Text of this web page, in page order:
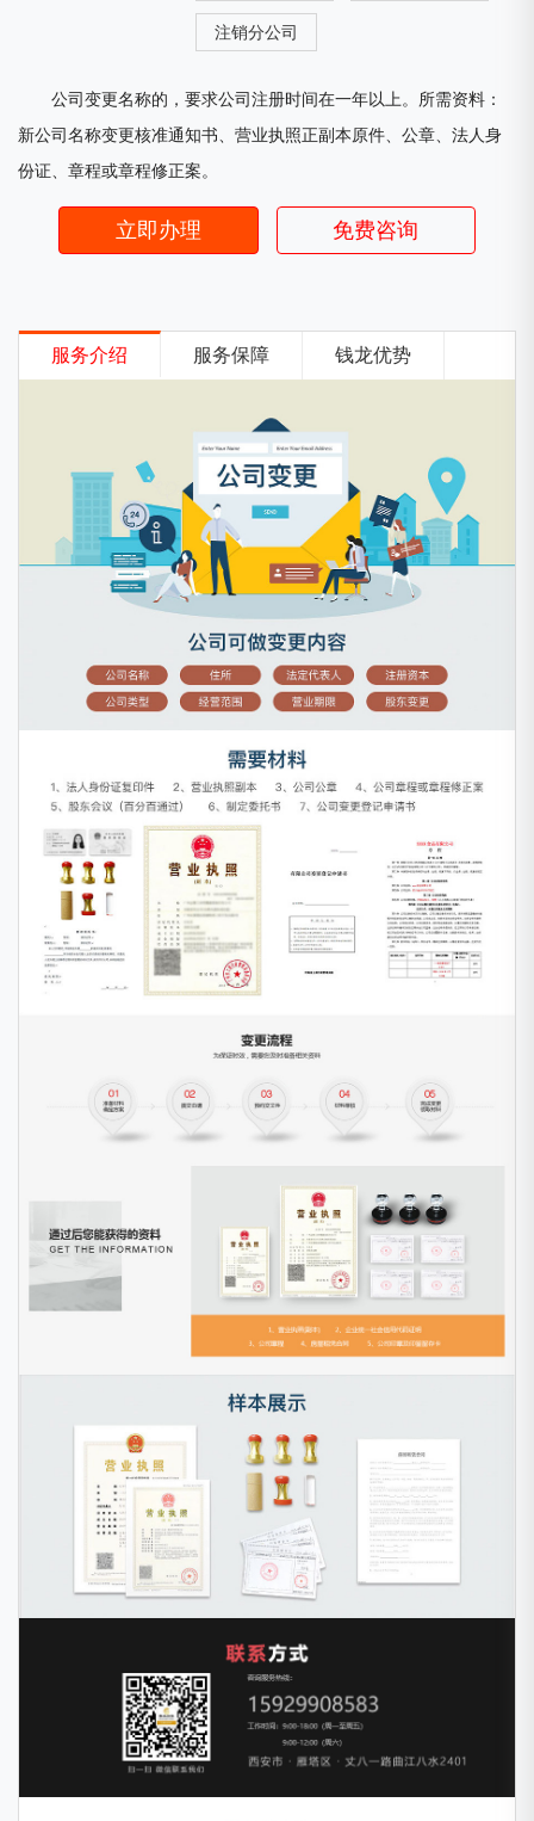
注销分公司
公司变更名称的，要求公司注册时间在一年以上。所需资料：
新公司名称变更核准通知书、营业执照正副本原件、公章、法人身
份证、章程或章程修正案。
立即办理 免费咨询
服务介绍 服务保障 钱龙优势